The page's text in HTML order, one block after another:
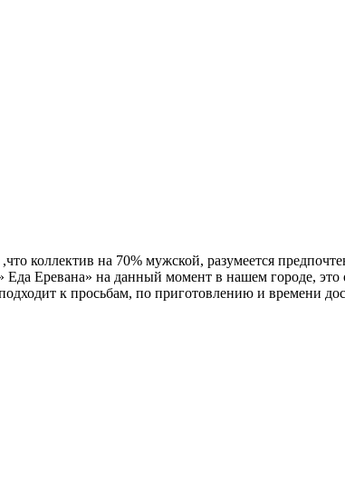
коллектив на 70% мужской, разумеется
Еревана» на данный момент в нашем городе, это
к просьбам, по приготовлению и времени